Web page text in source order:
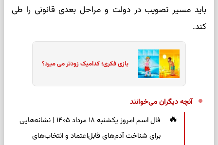
باید مسیر تصویب در دولت و مراحل بعدی قانونی را طی
کند.
بازی فکری؛ کدامیک زودتر می میرد؟
آنچه دیگران می‌خوانند
فال اسم امروز یکشنبه ۱۸ مرداد ۱۴۰۵ | نشانه‌هایی
برای شناخت آدم‌های قابل‌اعتماد و انتخاب‌های